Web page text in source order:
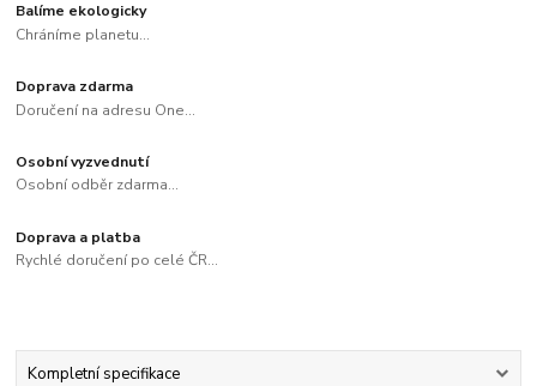
Balíme ekologicky
Chráníme planetu...
Doprava zdarma
Doručení na adresu One...
Osobní vyzvednutí
Osobní odběr zdarma...
Doprava a platba
Rychlé doručení po celé ČR...
Kompletní specifikace